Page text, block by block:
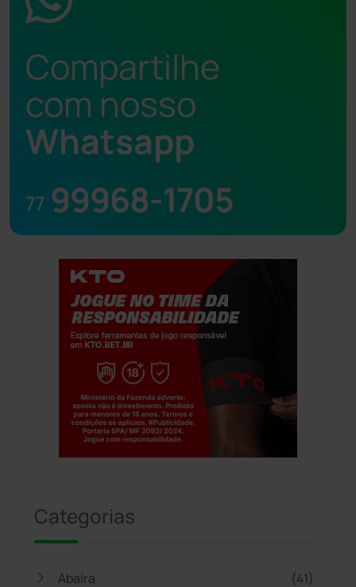
Compartilhe
com nosso
Whatsapp
77 99968-1705
Categorias
Abaíra (41)